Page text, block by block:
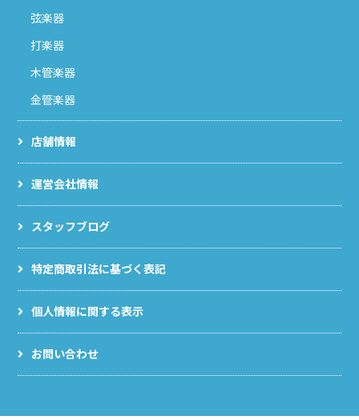
弦楽器
打楽器
木管楽器
金管楽器
店舗情報
運営会社情報
スタッフブログ
特定商取引法に基づく表記
個人情報に関する表示
お問い合わせ